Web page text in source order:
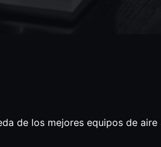
de los mejores equipos de